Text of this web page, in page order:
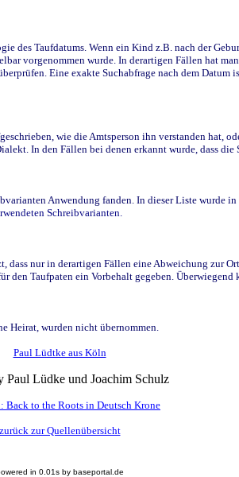
des Taufdatums. Wenn ein Kind z.B. nach der
vorgenommen wurde. In derartigen Fällen hat
Eine exakte Suchabfrage nach dem
wie die Amtsperson ihn verstanden hat,
In den Fällen bei denen erkannt wurde, dass
Anwendung fanden. In dieser Liste wurde
Schreibvarianten.
nur in derartigen Fällen eine Abweichung zur
Taufpaten ein Vorbehalt gegeben. Überwiegend
Heirat, wurden nicht übernommen.
Paul Lüdtke aus Köln
Paul Lüdke und Joachim Schulz
Back to the Roots in Deutsch Krone
zurück zur Quellenübersicht
in 0.01s by baseportal.de